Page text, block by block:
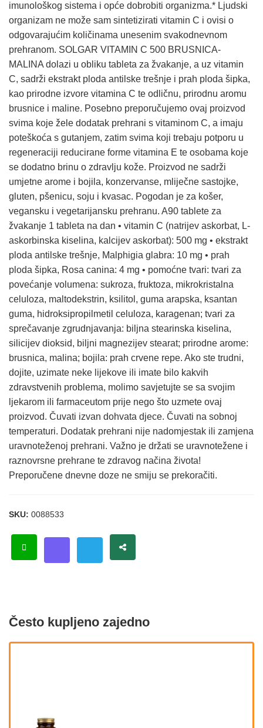
imunološkog sistema i opće dobrobiti organizma.* Ljudski
organizam ne može sam sintetizirati vitamin C i ovisi o
odgovarajućim količinama unesenim svakodnevnom
prehranom. SOLGAR VITAMIN C 500 BRUSNICA-
MALINA dolazi u obliku tableta za žvakanje, a uz vitamin
C, sadrži ekstrakt ploda antilske trešnje i prah ploda šipka,
kao prirodne izvore vitamina C te odličnu, prirodnu aromu
brusnice i maline. Posebno preporučujemo ovaj proizvod
svima koje žele dodatak prehrani s vitaminom C, a imaju
poteškoća s gutanjem, zatim svima koji trebaju potporu u
regeneraciji reducirane forme vitamina E te osobama koje
se dodatno brinu o zdravlju kože. Proizvod ne sadrži
umjetne arome i bojila, konzervanse, mliječne sastojke,
gluten, pšenicu, soju i kvasac. Pogodan je za košer,
vegansku i vegetarijansku prehranu. A90 tablete za
žvakanje 1 tableta na dan • vitamin C (natrijev askorbat, L-
askorbinska kiselina, kalcijev askorbat): 500 mg • ekstrakt
ploda antilske trešnje, Malphigia glabra: 10 mg • prah
ploda šipka, Rosa canina: 4 mg • pomoćne tvari: tvari za
povećanje volumena: sukroza, fruktoza, mikrokristalna
celuloza, maltodekstrin, ksilitol, guma arapska, ksantan
guma, hidroksipropilmetil celuloza, karagenan; tvari za
sprečavanje zgrudnjavanja: biljna stearinska kiselina,
silicijev dioksid, biljni magnezijev stearat; prirodne arome:
brusnica, malina; bojila: prah crvene repe. Ako ste trudni,
dojite, uzimate neke lijekove ili imate bilo kakvih
zdravstvenih problema, molimo savjetujte se sa svojim
ljekarom ili farmaceutom prije nego što uzmete ovaj
proizvod. Čuvati izvan dohvata djece. Čuvati na sobnoj
temperaturi. Dodatak prehrani nije nadomjestak ili zamjena
uravnoteženoj prehrani. Važno je držati se uravnotežene i
raznovrsne prehrane te zdravog načina života!
Preporučene dnevne doze ne smiju se prekoračiti.
SKU: 0088533
Često kupljeno zajedno